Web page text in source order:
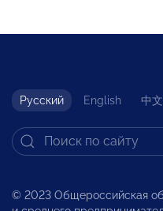
Русский English 中文
© 2023 Общероссийская